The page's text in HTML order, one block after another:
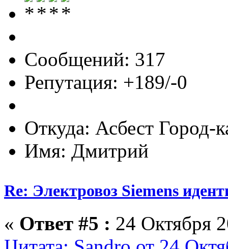
Сообщений: 317
Репутация: +189/-0
Откуда: Асбест Город-
Имя: Дмитрий
Re: Электровоз Siemens
« Ответ #5 : 24 Октября